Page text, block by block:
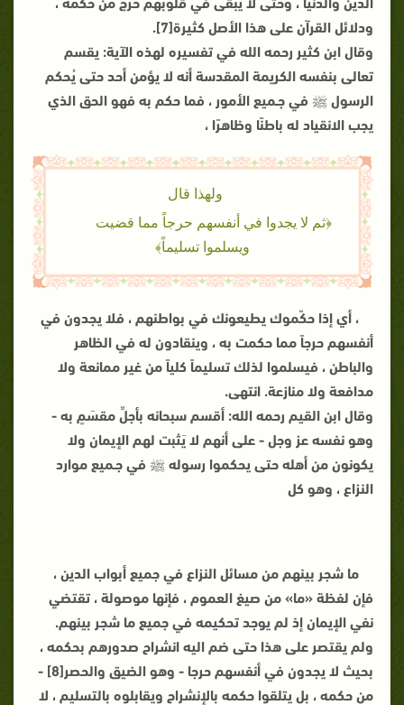
ودلائل القرآن على هذا الأصل كثيرة[7].
وقال ابن كثير رحمه الله في تفسيره لهذه الآية: يقسم
تعالى بنفسه الكريمة المقدسة أنه لا يؤمن أحد حتى يُحكم
الرسول ﷺ في جـميع الأمور ، فما حكم به فهو الحق الذي
يجب الانقياد له باطنًا وظاهرًا ،
ولهذا قال
﴿ثم لا يجدوا في أنفسهم حرجاً مما قضيت
ويسلموا تسليماً﴾
، أي إذا حكّموك يطيعونك في بواطنهم ، فلا يجدون في
أنفسهم حرجاً مما حكمت به ، وينقادون له في الظاهر
والباطن ، فيسلموا لذلك تسليماً كلياً من غير ممانعة ولا
مدافعة ولا منازعة. انتهى.
وقال ابن القيم رحمه الله: أقسم سبحانه بأجلِّ مقسَمٍ به -
وهو نفسه عز وجل - على أنهم لا يَثبت لهم الإيمان ولا
يكونون من أهله حتى يحكموا رسوله ﷺ في جـميع موارد
النزاع ، وهو كل
ما شجر بينهم من مسائل النزاع في جميع أبواب الدين ،
فإن لفظة «ما» من صيغ العموم ، فإنها موصولة ، تقتضي
نفي الإيمان إذ لم يوجد تحكيمه في جميع ما شجر بينهم.
ولم يقتصر على هذا حتى ضم اليه انشراح صدورهم بحكمه ،
بحيث لا يجدون في أنفسهم حرجا - وهو الضيق والحصر[8] -
من حكمه ، بل يتلقوا حكمه بالإنشراح ويقابلوه بالتسليم ، لا